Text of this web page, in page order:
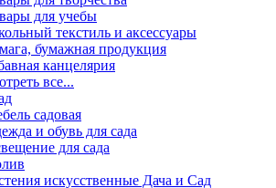
для учебы
текстиль и аксессуары
бумажная продукция
канцелярия
все...
садовая
и обувь для сада
для сада
искусственные Дача и Сад